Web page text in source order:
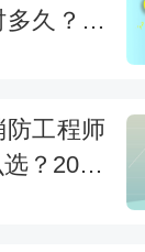
久？看
规划，
防工程师
？2026
指南